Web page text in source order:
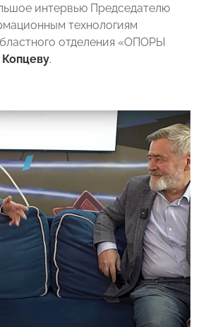
интервью Председателю
технологиям
отделения «ОПОРЫ
.